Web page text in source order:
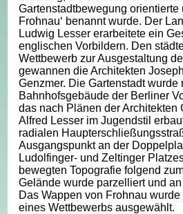
Gartenstadtbewegung orientierte
Frohnau‘ benannt wurde. Der
Ludwig Lesser erarbeitete ein
englischen Vorbildern. Den
Wettbewerb zur Ausgestaltung
gewannen die Architekten
Genzmer. Die Gartenstadt wurde
Bahnhofsgebäude der Berliner
das nach Plänen der Architekten
Alfred Lesser im Jugendstil
radialen
Ausgangspunkt an der
Ludolfinger- und Zeltinger
bewegten Topografie folgend
Gelände wurde parzelliert und
Das Wappen von Frohnau
eines Wettbewerbs ausgewählt.